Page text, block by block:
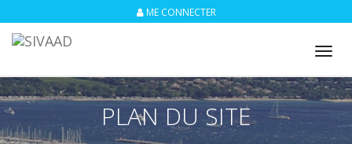
ME CONNECTER
PLAN DU SITE